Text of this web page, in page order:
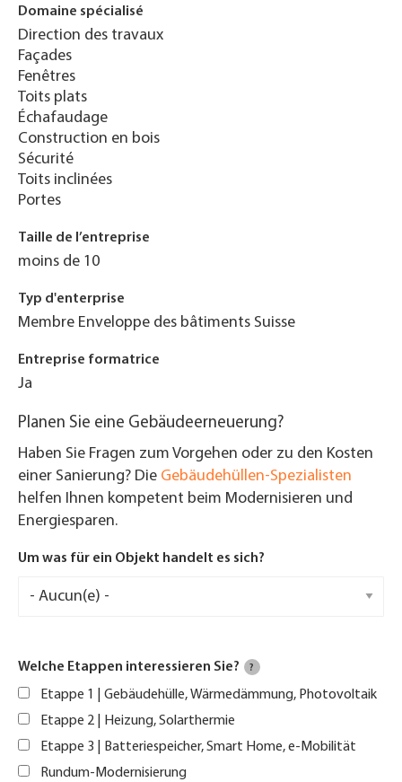
Domaine spécialisé
Direction des travaux
Façades
Fenêtres
Toits plats
Échafaudage
Construction en bois
Sécurité
Toits inclinées
Portes
Taille de l’entreprise
moins de 10
Typ d'enterprise
Membre Enveloppe des bâtiments Suisse
Entreprise formatrice
Ja
Planen Sie eine Gebäudeerneuerung?
Haben Sie Fragen zum Vorgehen oder zu den Kosten
einer Sanierung? Die Gebäudehüllen-Spezialisten
helfen Ihnen kompetent beim Modernisieren und
Energiesparen.
Um was für ein Objekt handelt es sich?
Welche Etappen interessieren Sie? ?
Etappe 1 | Gebäudehülle, Wärmedämmung, Photovoltaik
Etappe 2 | Heizung, Solarthermie
Etappe 3 | Batteriespeicher, Smart Home, e-Mobilität
Rundum-Modernisierung